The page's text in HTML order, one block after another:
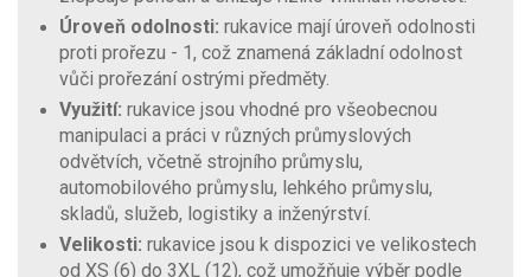
Úroveň odolnosti: rukavice mají úroveň odolnosti
proti prořezu - 1, což znamená základní odolnost
vůči prořezání ostrými předměty.
Využití: rukavice jsou vhodné pro všeobecnou
manipulaci a práci v různých průmyslových
odvětvích, včetně strojního průmyslu,
automobilového průmyslu, lehkého průmyslu,
skladů, služeb, logistiky a inženýrství.
Velikosti: rukavice jsou k dispozici ve velikostech
od XS (6) do 3XL (12), což umožňuje výběr podle